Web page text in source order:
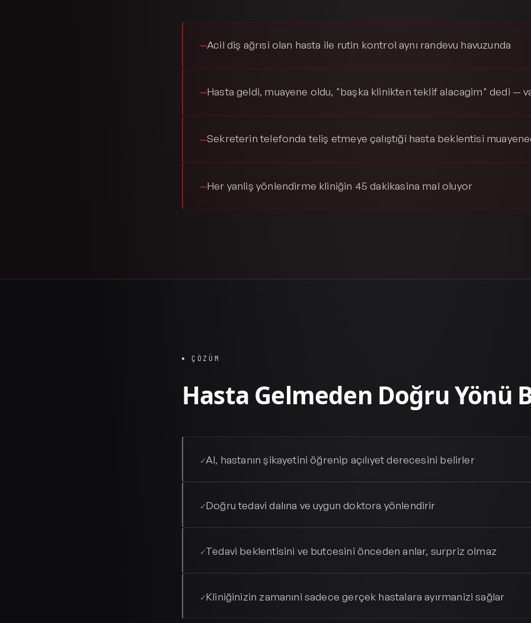
—Acil diş ağrısi olan hasta ile rutin kontrol aynı randevu havuzunda
—Hasta geldi, muayene oldu, "başka klinikten teklif alacagim" dedi —
—Sekreterin telefonda teliş etmeye çalıştıği hasta beklentisi
—Her yanliş yönlendirme kliniğin 45 dakikasina mal oluyor
ÇÖZÜM
Hasta Gelmeden Doğru Yönü
✓AI, hastanın şikayetini öğrenip açılıyet derecesini belirler
✓Doğru tedavi dalına ve uygun doktora yönlendirir
✓Tedavi beklentisini ve butcesini önceden anlar, surpriz olmaz
✓Kliniğinizin zamanıni sadece gerçek hastalara ayırmanizi sağlar